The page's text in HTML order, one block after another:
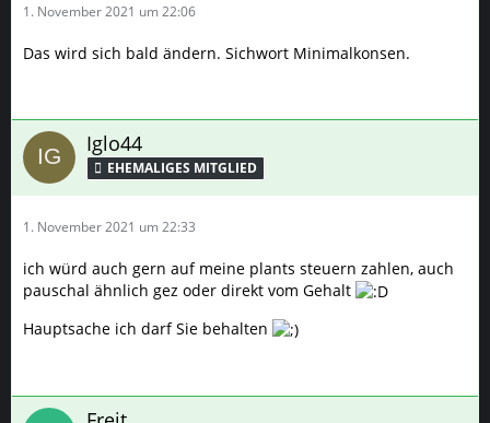
1. November 2021 um 22:06
Das wird sich bald ändern. Sichwort Minimalkonsen.
Iglo44
1. November 2021 um 22:33
ich würd auch gern auf meine plants steuern zahlen, auch
pauschal ähnlich gez oder direkt vom Gehalt
Hauptsache ich darf Sie behalten